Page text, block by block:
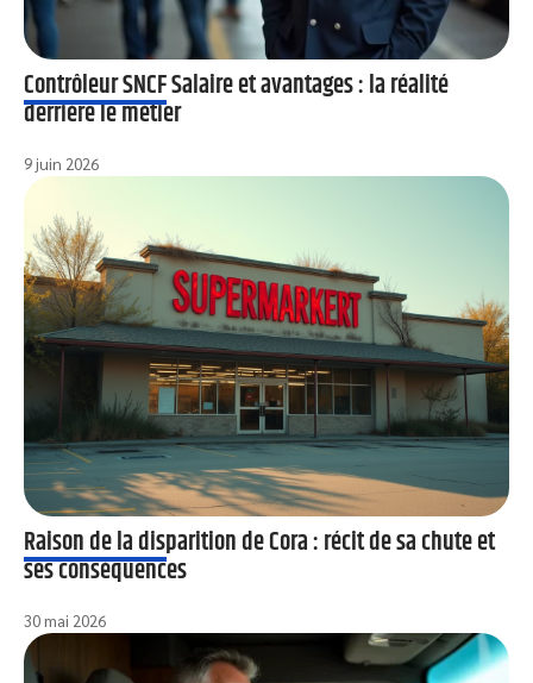
Contrôleur SNCF Salaire et avantages : la réalité
derrière le métier
9 juin 2026
Raison de la disparition de Cora : récit de sa chute et
ses conséquences
30 mai 2026